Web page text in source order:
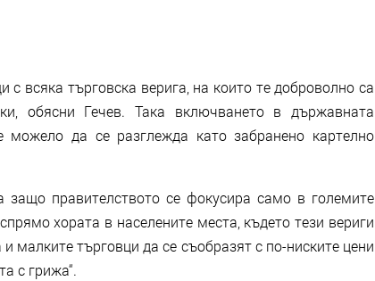
всяка търговска верига, на които те доброволно са
обясни Гечев. Така включването в държавната
да се разглежда като забранено картелно
правителството се фокусира само в големите
хората в населените места, където тези вериги
малките търговци да се съобразят с по-ниските цени
с грижа“.